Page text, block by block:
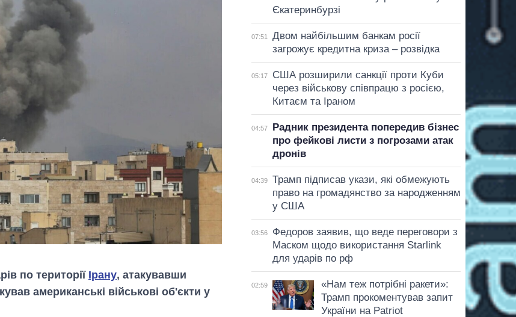
по території Ірану, атакувавши
американські військові об'єкти у
Єкатеринбурзі
07:51
Двом найбільшим банкам росії
загрожує кредитна криза – розвідка
05:17
США розширили санкції проти Куби
через військову співпрацю з росією,
Китаєм та Іраном
04:57
Радник президента попередив бізнес
про фейкові листи з погрозами атак
дронів
04:39
Трамп підписав укази, які обмежують
право на громадянство за народженням
у США
03:56
Федоров заявив, що веде переговори з
Маском щодо використання Starlink
для ударів по рф
02:59
«Нам теж потрібні ракети»:
Трамп прокоментував запит
України на Patriot